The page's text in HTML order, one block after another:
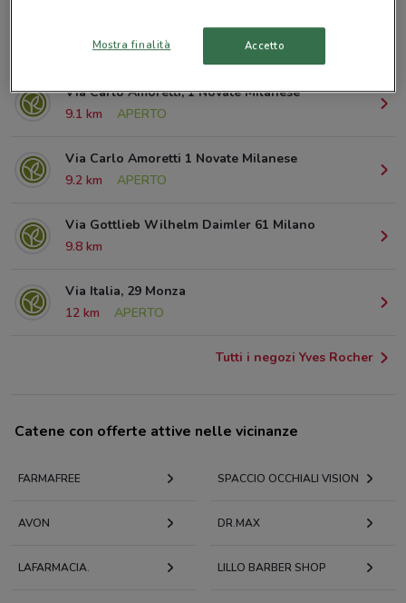
Via Giuseppe Garibaldi Limbiate
1.1 km
APERTO
Via Carlo Amoretti, 1 Novate Milanese
9.1 km
APERTO
Via Carlo Amoretti 1 Novate Milanese
9.2 km
APERTO
Via Gottlieb Wilhelm Daimler 61 Milano
9.8 km
Via Italia, 29 Monza
12 km
APERTO
Tutti i negozi Yves Rocher
Catene con offerte attive nelle vicinanze
FARMAFREE SPACCIO OCCHIALI VISION
AVON DR.MAX
LAFARMACIA. LILLO BARBER SHOP
Mostra finalità Accetto